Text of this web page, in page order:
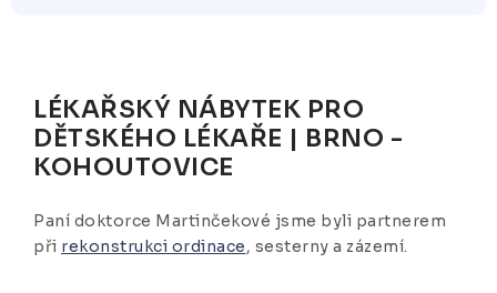
LÉKAŘSKÝ NÁBYTEK PRO
DĚTSKÉHO LÉKAŘE | BRNO -
KOHOUTOVICE
Paní doktorce Martinčekové jsme byli partnerem
při rekonstrukci ordinace, sesterny a zázemí.